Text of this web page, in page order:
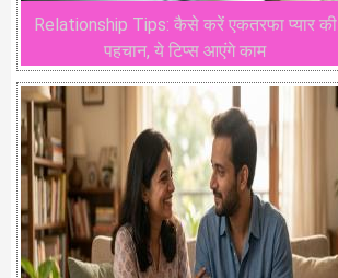
Relationship Tips: कैसे करें एकतरफा प्यार की
पहचान, ये टिप्स आएंगे काम